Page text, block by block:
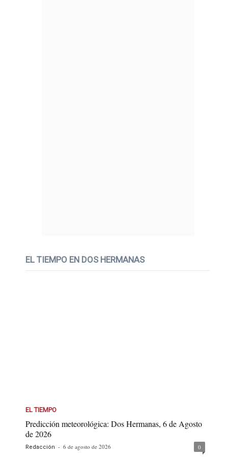
EL TIEMPO EN DOS HERMANAS
EL TIEMPO
Predicción meteorológica: Dos Hermanas, 6 de Agosto
de 2026
Redacción - 6 de agosto de 2026 0